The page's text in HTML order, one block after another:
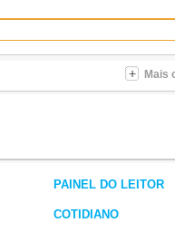
Mais
PAINEL DO LEITOR
COTIDIANO